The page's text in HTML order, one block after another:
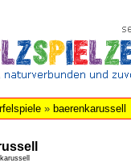
» baerenkarussell